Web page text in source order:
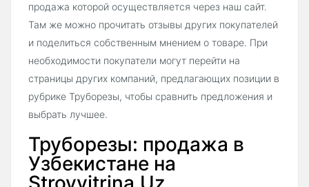
продажа которой осуществляется через наш сайт.
Там же можно прочитать отзывы других покупателей
и поделиться собственным мнением о товаре. При
необходимости покупатели могут перейти на
страницы других компаний, предлагающих позиции в
рубрике Труборезы, чтобы сравнить предложения и
выбрать лучшее.
Труборезы: продажа в
Узбекистане на